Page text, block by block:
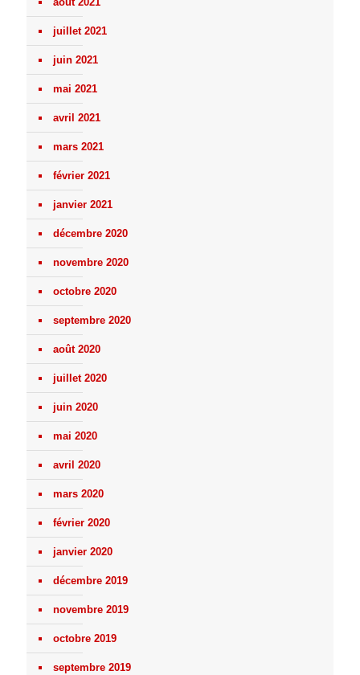
juillet 2021
juin 2021
mai 2021
avril 2021
mars 2021
février 2021
janvier 2021
décembre 2020
novembre 2020
octobre 2020
septembre 2020
août 2020
juillet 2020
juin 2020
mai 2020
avril 2020
mars 2020
février 2020
janvier 2020
décembre 2019
novembre 2019
octobre 2019
septembre 2019